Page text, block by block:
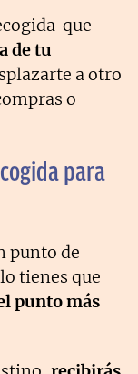
que
de tu
a otro
o
para
punto de
tienes que
punto más